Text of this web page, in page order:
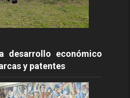
desarrollo económico
y patentes